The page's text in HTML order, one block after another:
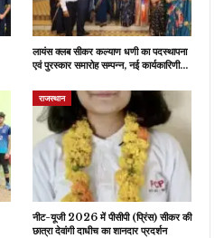
लायंस क्लब सीकर कल्याण धणी का पदस्थापना
एवं पुरस्कार समारोह सम्पन्न, नई कार्यकारिणी…
राजस्थान
नीट-यूजी 2026 में पीसीपी (प्रिंस) सीकर की
छात्रा देवांगी दाधीच का शानदार प्रदर्शन